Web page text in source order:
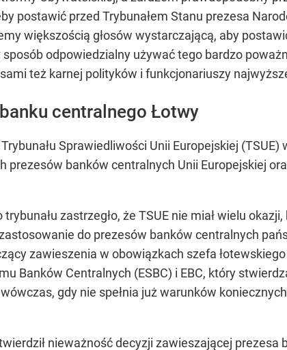
postawić przed Trybunałem Stanu prezesa
większością głosów wystarczającą, aby
odpowiedzialny używać tego bardzo
też karnej polityków i funkcjonariuszy
centralnego Łotwy
Sprawiedliwości Unii Europejskiej
prezesów banków centralnych Unii Europejskiej
zastrzegło, że TSUE nie miał wielu
do prezesów banków centralnych
zawieszenia w obowiązkach szefa
Banków Centralnych (ESBC) i EBC, który
gdy nie spełnia już warunków
nieważność decyzji zawieszającej